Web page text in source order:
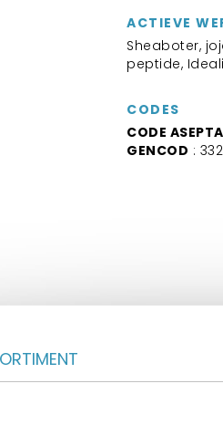
ACTIEVE
Sheaboter,
peptide,
CODES
CODE ASEPTA
GENCOD :